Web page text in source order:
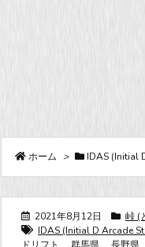
ホーム > IDAS (Initial
2021年8月12日 峠 (
IDAS (Initial D Arcade